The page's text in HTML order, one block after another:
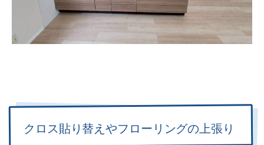
クロス貼り替えやフローリングの上張り